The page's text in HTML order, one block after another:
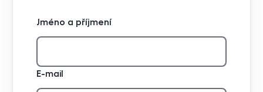
Jméno a příjmení
E-mail